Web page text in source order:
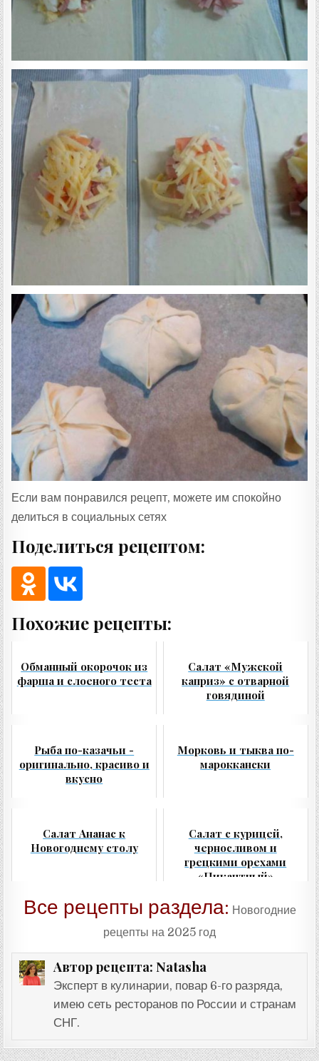
Если вам понравился рецепт, можете им спокойно
делиться в социальных сетях
Поделиться рецептом:
Похожие рецепты:
Обманный окорочок из
фарша и слоеного теста
Салат «Мужской
каприз» с отварной
говядиной
Рыба по-казачьи -
оригинально, красиво и
вкусно
Морковь и тыква по-
мароккански
Салат Ананас к
Новогоднему столу
Салат с курицей,
черносливом и
грецкими орехами
«Пикантный»
Все рецепты раздела: Новогодние
рецепты на 2025 год
Автор рецепта: Natasha
Эксперт в кулинарии, повар 6-го разряда,
имею сеть ресторанов по России и странам
СНГ.